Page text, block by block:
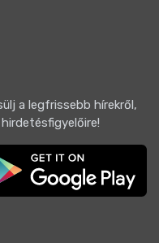
a legfrissebb hírekről,